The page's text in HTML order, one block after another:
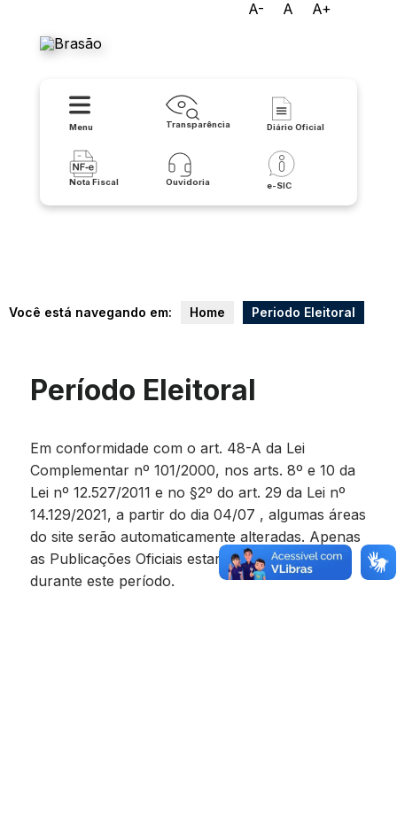
A- A A+
Menu Transparência Diário Oficial
Nota Fiscal Ouvidoria e-SIC
Você está navegando em: Home Periodo Eleitoral
Período Eleitoral
Em conformidade com o art. 48-A da Lei
Complementar nº 101/2000, nos arts. 8º e 10 da
Lei nº 12.527/2011 e no §2º do art. 29 da Lei nº
14.129/2021, a partir do dia 04/07 , algumas áreas
do site serão automaticamente alteradas. Apenas
as Publicações Oficiais estarão disponíveis
durante este período.